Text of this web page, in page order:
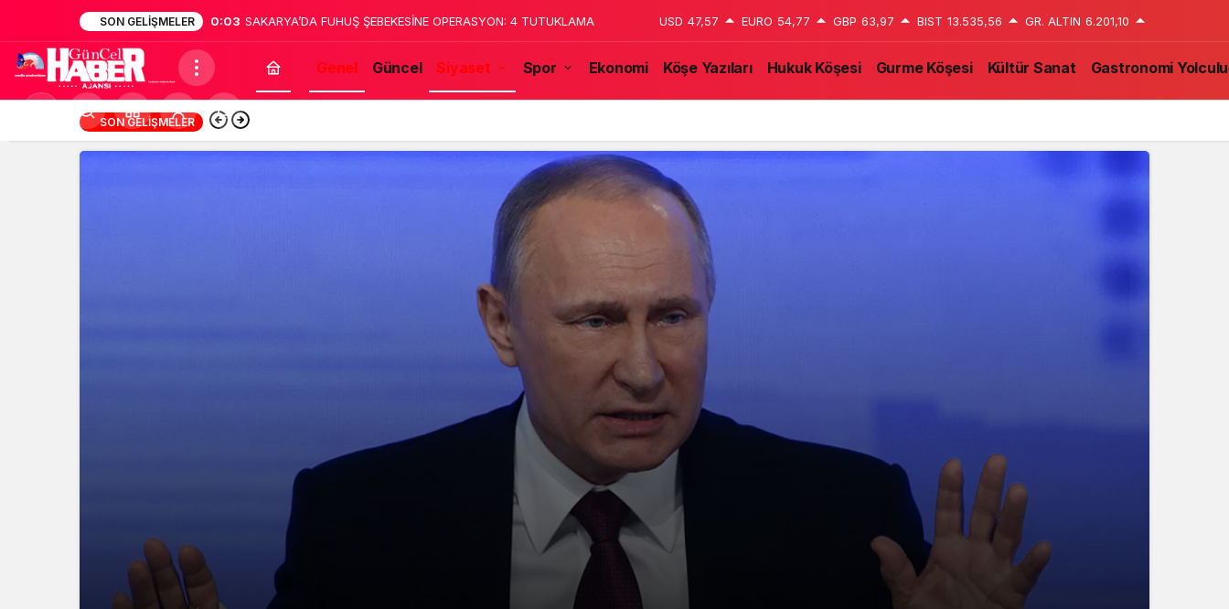
SON GELIŞMELER 0:02 Sakarya’da dehşet: Annesinin katledildiğini 13 yaşındaki çocuk
bildirdi
USD 47,57 EURO 54,77 GBP 63,97 BIST 13.535,56 GR. ALTIN 6.201,10
Genel Güncel Siyaset Spor Ekonomi Köşe Yazıları Hukuk Köşesi Gurme Köşesi Kültür Sanat Gastronomi
değiştir
SON GELIŞMELER